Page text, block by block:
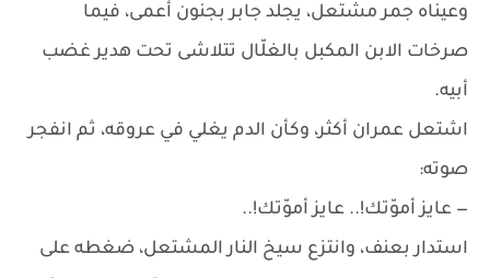
وعيناه جمر مشتعل، يجلد جابر بجنون أعمى، فيما
صرخات الابن المكبل بالغلّال تتلاشى تحت هدير غضب
أبيه.
اشتعل عمران أكثر، وكأن الدم يغلي في عروقه، ثم انفجر
صوته:
— عايز أموّتك!.. عايز أموّتك!..
استدار بعنف، وانتزع سيخ النار المشتعل، ضغطه على